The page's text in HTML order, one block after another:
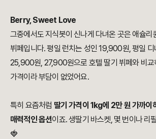
Berry, Sweet Love
그중에서도 지식봇이 신나게 다녀온 곳은 애슐리
뷔페입니다. 평일 런치는 성인 19,900원, 평일
25,900원, 27,900원으로 호텔 딸기 뷔페와 비교
가격이라 부담이 없었어요.
특히 요즘처럼 딸기 가격이 1kg에 2만 원 가까이
매력적인 옵션이죠. 생딸기 바스켓, 몇 번이나 리
🍓